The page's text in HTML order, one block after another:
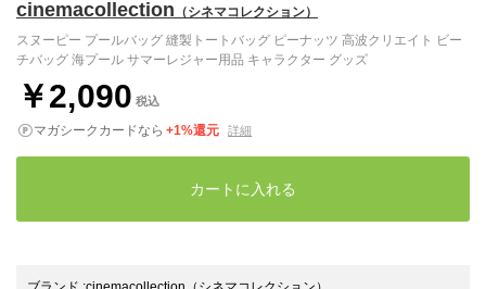
cinemacollection （シネマコレクション）
スヌーピー プールバッグ 縫製トートバッグ ピーナッツ 高波クリエイト ビー
チバッグ 海プール サマーレジャー用品 キャラクター グッズ
￥2,090 税込
マガシークカードなら +1%還元 詳細
カートに入れる